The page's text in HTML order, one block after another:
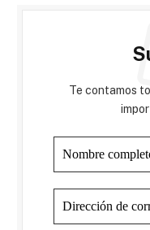
Te contamos